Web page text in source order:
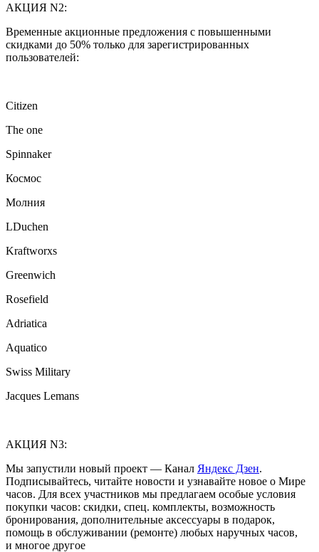
АКЦИЯ N2:
Временные акционные предложения с повышенными
скидками до 50% только для зарегистрированных
пользователей:
Citizen
The one
Spinnaker
Космос
Молния
LDuchen
Kraftworxs
Greenwich
Rosefield
Adriatica
Aquatico
Swiss Military
Jacques Lemans
АКЦИЯ N3:
Мы запустили новый проект — Канал Яндекс Дзен.
Подписывайтесь, читайте новости и узнавайте новое о Мире
часов. Для всех участников мы предлагаем особые условия
покупки часов: скидки, спец. комплекты, возможность
бронирования, дополнительные аксессуары в подарок,
помощь в обслуживании (ремонте) любых наручных часов,
и многое другое